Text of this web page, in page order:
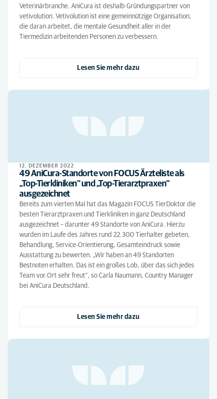
Veterinärbranche. AniCura ist deshalb Gründungspartner von
vetivolution. Vetivolution ist eine gemeinnützige Organisation,
die daran arbeitet, die mentale Gesundheit aller in der
Tiermedizin arbeitenden Personen zu verbessern.
Lesen Sie mehr dazu
12. DEZEMBER 2022
49 AniCura-Standorte von FOCUS Ärzteliste als
„Top-Tierkliniken“ und „Top-Tierarztpraxen“
ausgezeichnet
Bereits zum vierten Mal hat das Magazin FOCUS TierDoktor die
besten Tierarztpraxen und Tierkliniken in ganz Deutschland
ausgezeichnet – darunter 49 Standorte von AniCura. Hierzu
wurden im Laufe des Jahres rund 22.300 Tierhalter gebeten,
Behandlung, Service-Orientierung, Gesamteindruck sowie
Ausstattung zu bewerten. „Wir haben an 49 Standorten
Bestnoten erhalten. Das ist ein großes Lob, über das sich jedes
Team vor Ort sehr freut“, so Carla Naumann, Country Manager
bei AniCura Deutschland.
Lesen Sie mehr dazu